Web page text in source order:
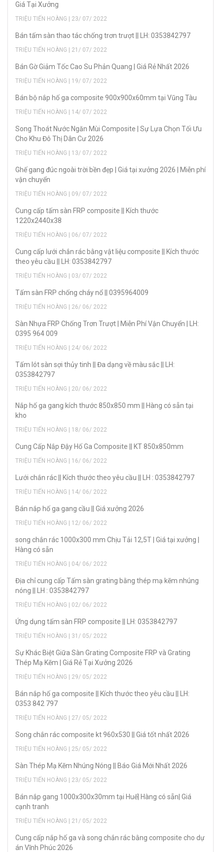
Giá Tại Xưởng
TRIỆU TIẾN HOÀNG | 23/ 07/ 2022
Bán tấm sàn thao tác chống trơn trượt || LH: 0353842797
TRIỆU TIẾN HOÀNG | 21/ 07/ 2022
Bán Gờ Giảm Tốc Cao Su Phản Quang | Giá Rẻ Nhất 2026
TRIỆU TIẾN HOÀNG | 19/ 07/ 2022
Bán bộ nắp hố ga composite 900x900x60mm tại Vũng Tàu
TRIỆU TIẾN HOÀNG | 14/ 07/ 2022
Song Thoát Nước Ngăn Mùi Composite | Sự Lựa Chọn Tối Ưu
Cho Khu Đô Thị Dân Cư 2026
TRIỆU TIẾN HOÀNG | 13/ 07/ 2022
Ghế gang đúc ngoài trời bền đẹp | Giá tại xưởng 2026 | Miễn phí
vận chuyển
TRIỆU TIẾN HOÀNG | 09/ 07/ 2022
Cung cấp tấm sàn FRP composite || Kích thước
1220x2440x38
TRIỆU TIẾN HOÀNG | 06/ 07/ 2022
Cung cấp lưới chắn rác bằng vật liệu composite || Kích thước
theo yêu cầu || LH: 0353842797
TRIỆU TIẾN HOÀNG | 03/ 07/ 2022
Tấm sàn FRP chống cháy nổ || 0395964009
TRIỆU TIẾN HOÀNG | 26/ 06/ 2022
Sàn Nhựa FRP Chống Trơn Trượt | Miễn Phí Vận Chuyển | LH:
0395 964 009
TRIỆU TIẾN HOÀNG | 24/ 06/ 2022
Tấm lót sàn sợi thủy tinh || Đa dạng về màu sắc || LH:
0353842797
TRIỆU TIẾN HOÀNG | 20/ 06/ 2022
Nắp hố ga gang kích thước 850x850 mm || Hàng có sẵn tại
kho
TRIỆU TIẾN HOÀNG | 18/ 06/ 2022
Cung Cấp Nắp Đậy Hố Ga Composite || KT 850x850mm
TRIỆU TIẾN HOÀNG | 16/ 06/ 2022
Lưới chắn rác || Kích thước theo yêu cầu || LH : 0353842797
TRIỆU TIẾN HOÀNG | 14/ 06/ 2022
Bán nắp hố ga gang cầu || Giá xưởng 2026
TRIỆU TIẾN HOÀNG | 12/ 06/ 2022
song chắn rác 1000x300 mm Chịu Tải 12,5T | Giá tại xưởng |
Hàng có sẵn
TRIỆU TIẾN HOÀNG | 04/ 06/ 2022
Địa chỉ cung cấp Tấm sàn grating bằng thép mạ kẽm nhúng
nóng || LH : 0353842797
TRIỆU TIẾN HOÀNG | 02/ 06/ 2022
Ứng dụng tấm sàn FRP composite || LH: 0353842797
TRIỆU TIẾN HOÀNG | 31/ 05/ 2022
Sự Khác Biệt Giữa Sàn Grating Composite FRP và Grating
Thép Mạ Kẽm | Giá Rẻ Tại Xưởng 2026
TRIỆU TIẾN HOÀNG | 29/ 05/ 2022
Bán nắp hố ga composite || Kích thước theo yêu cầu || LH:
0353 842 797
TRIỆU TIẾN HOÀNG | 27/ 05/ 2022
Song chắn rác composite kt 960x530 || Giá tốt nhất 2026
TRIỆU TIẾN HOÀNG | 25/ 05/ 2022
Sàn Thép Mạ Kẽm Nhúng Nóng || Báo Giá Mới Nhất 2026
TRIỆU TIẾN HOÀNG | 23/ 05/ 2022
Bán nắp gang 1000x300x30mm tại Huế| Hàng có sẵn| Giá
cạnh tranh
TRIỆU TIẾN HOÀNG | 21/ 05/ 2022
Cung cấp nắp hố ga và song chắn rác bằng composite cho dự
án Vĩnh Phúc 2026